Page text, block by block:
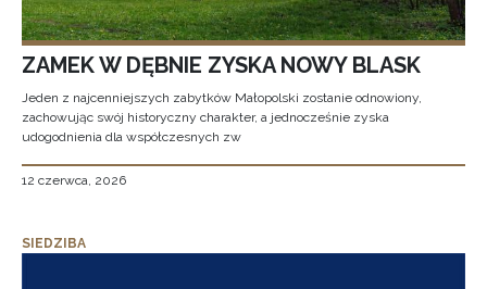
ZAMEK W DĘBNIE ZYSKA NOWY BLASK
Jeden z najcenniejszych zabytków Małopolski zostanie odnowiony,
zachowując swój historyczny charakter, a jednocześnie zyska
udogodnienia dla współczesnych zw
12 czerwca, 2026
SIEDZIBA